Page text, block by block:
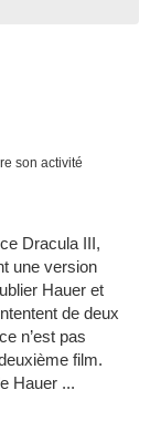
son activité
Dracula III,
une version
Hauer et
de deux
n’est pas
film.
Hauer ...